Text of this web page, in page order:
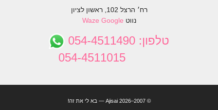
רח׳ הרצל 102, ראשון לציון
נווט
Waze Google
טלפון: 054-4511490
054-4511015
© 2007–2026 Ajisai — בא לי את זה!